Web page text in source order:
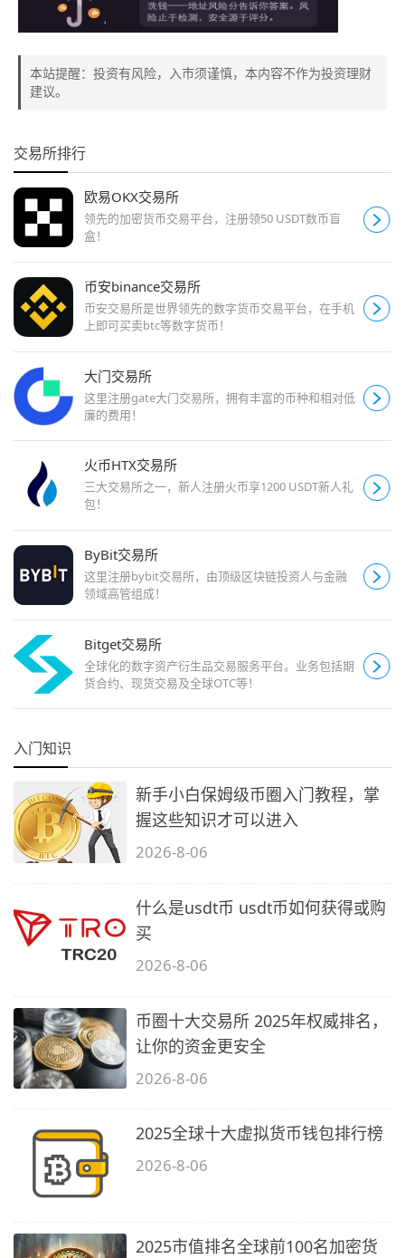
本站提醒：投资有风险，入市须谨慎，本内容不作为投资理财
建议。
交易所排行
欧易OKX交易所
领先的加密货币交易平台，注册领50 USDT数币盲
盒！
币安binance交易所
币安交易所是世界领先的数字货币交易平台，在手机
上即可买卖btc等数字货币！
大门交易所
这里注册gate大门交易所，拥有丰富的币种和相对低
廉的费用！
火币HTX交易所
三大交易所之一，新人注册火币享1200 USDT新人礼
包！
ByBit交易所
这里注册bybit交易所，由顶级区块链投资人与金融
领域高管组成！
Bitget交易所
全球化的数字资产衍生品交易服务平台。业务包括期
货合约、现货交易及全球OTC等！
入门知识
新手小白保姆级币圈入门教程，掌
握这些知识才可以进入
2026-8-06
什么是usdt币 usdt币如何获得或购
买
2026-8-06
币圈十大交易所 2025年权威排名，
让你的资金更安全
2026-8-06
2025全球十大虚拟货币钱包排行榜
2026-8-06
2025市值排名全球前100名加密货